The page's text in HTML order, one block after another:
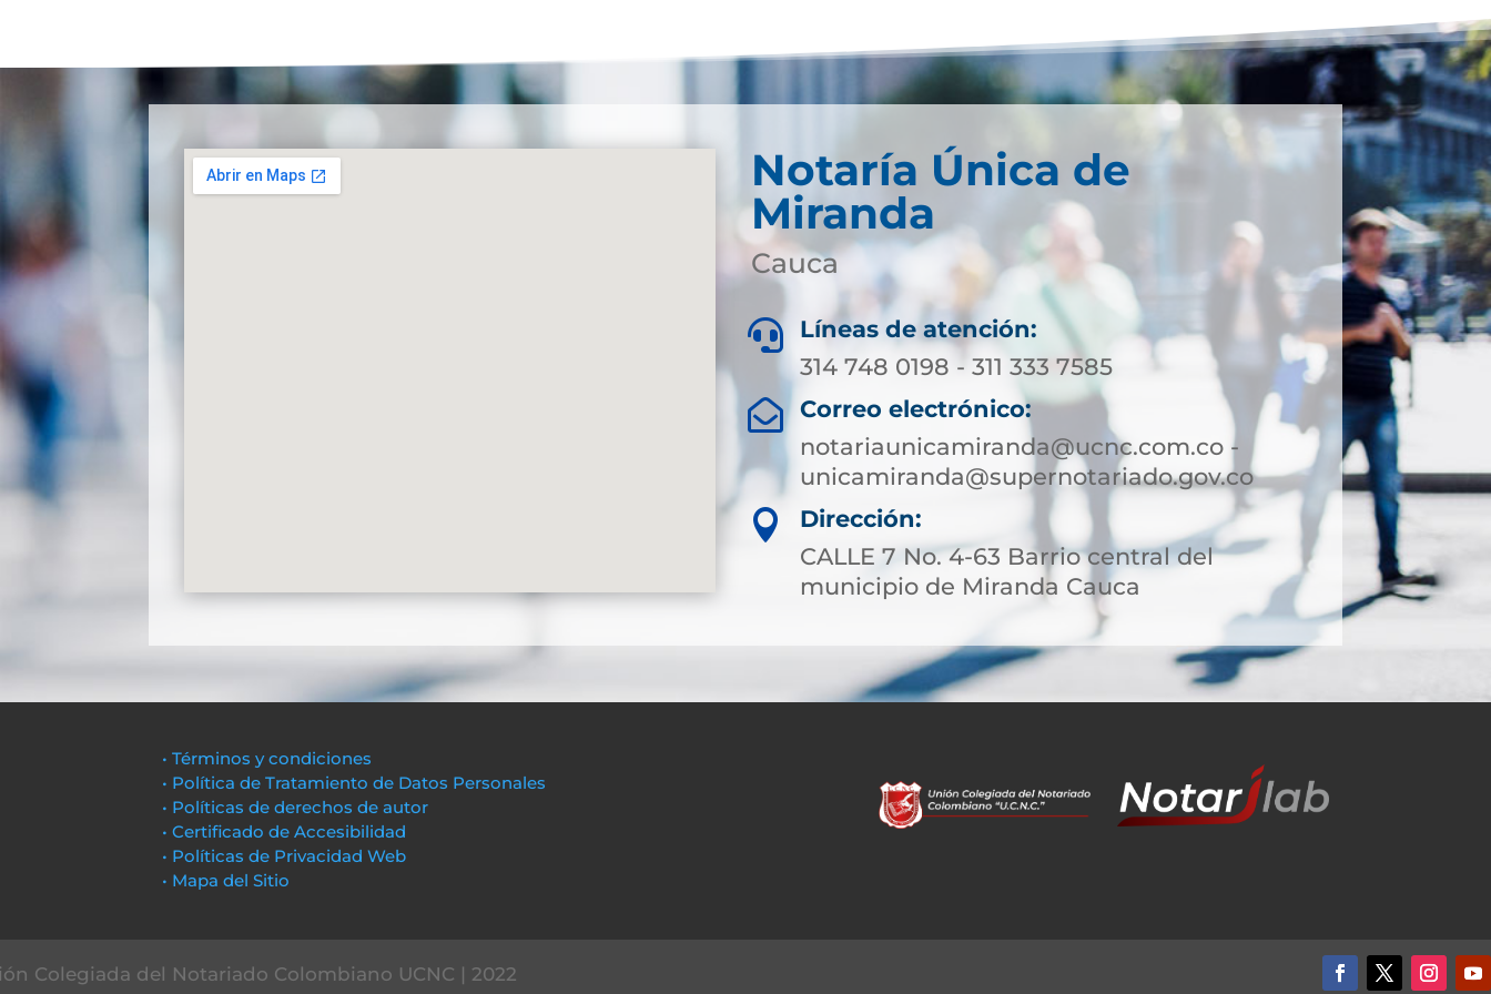
Notaría Única de
Miranda
Cauca

Líneas de atención:
314 748 0198 - 311 333 7585

Correo electrónico:
notariaunicamiranda@ucnc.com.co -
unicamiranda@supernotariado.gov.co

Dirección:
CALLE 7 No. 4-63 Barrio central del
municipio de Miranda Cauca
• Términos y condiciones
• Política de Tratamiento de Datos Personales
• Políticas de derechos de autor
• Certificado de Accesibilidad
• Políticas de Privacidad Web
• Mapa del Sitio
Colegiada del Notariado Colombiano UCNC | 2022